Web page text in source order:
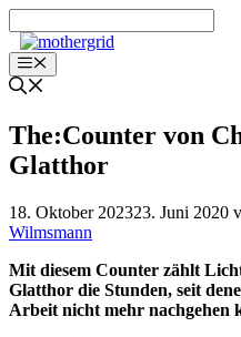
Inhalt
springenMenü
The:Counter von
Glatthor
18. Oktober 202323. Juni 2020
Wilmsmann
Mit diesem Counter zählt
Glatthor die Stunden, seit
Arbeit nicht mehr nachgehen